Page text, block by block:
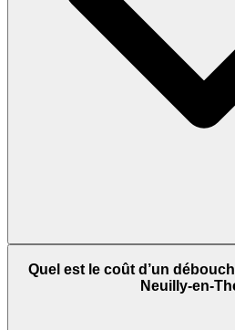
Quel est le coût d’un
Neuilly-en-